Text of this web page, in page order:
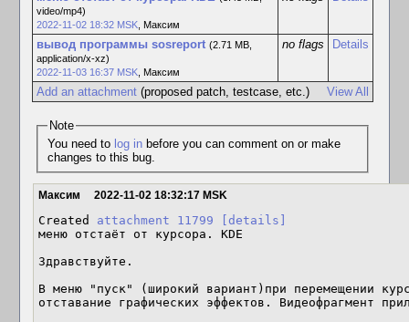
video/mp4)
2022-11-02 18:32 MSK, Максим
вывод программы sosreport (2.71 MB,
application/x-xz)
2022-11-03 16:37 MSK, Максим
no flags Details
View All
Add an attachment(proposed patch, testcase, etc.)
Note
You need to log inbefore you can comment on or make
changes to this bug.
Максим 2022-11-02 18:32:17 MSK
Created attachment 11799
[details]
меню отстаёт от курсора. KDE
Здравствуйте.
В меню "пуск" (широкий вариант)при перемещении
отставание графических эффектов. Видеофрагмент